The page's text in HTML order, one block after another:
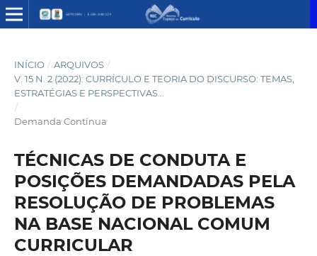
INÍCIO / ARQUIVOS /
V. 15 N. 2 (2022): CURRÍCULO E TEORIA DO DISCURSO: TEMAS,
ESTRATÉGIAS E PERSPECTIVAS...
/
Demanda Contínua
TÉCNICAS DE CONDUTA E
POSIÇÕES DEMANDADAS PELA
RESOLUÇÃO DE PROBLEMAS
NA BASE NACIONAL COMUM
CURRICULAR